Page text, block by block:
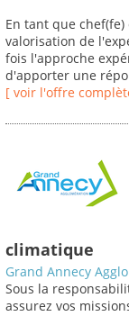
En tant que
valorisation de
fois l'approche
d'apporter une
[ voir l'offre
climatique
Grand Annecy
Sous la
assurez vos